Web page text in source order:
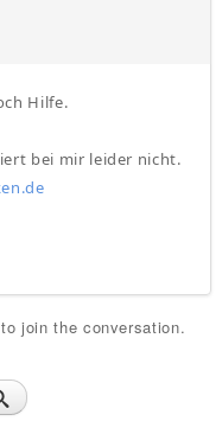
Hilfe.
bei mir leider nicht.
to join the conversation.